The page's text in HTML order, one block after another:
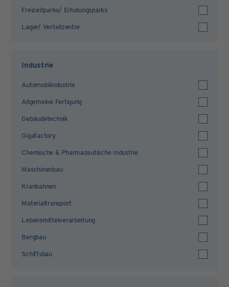
Freizeitparks/ Erholungsparks
Lager/ Verteilzentre
Industrie
Automobilindustrie
Allgemeine Fertigung
Gebäudetechnik
Gigafactory
Chemische & Pharmazeutische Industrie
Maschinenbau
Kranbahnen
Materialtransport
Lebensmittelverarbeitung
Bergbau
Schiffsbau